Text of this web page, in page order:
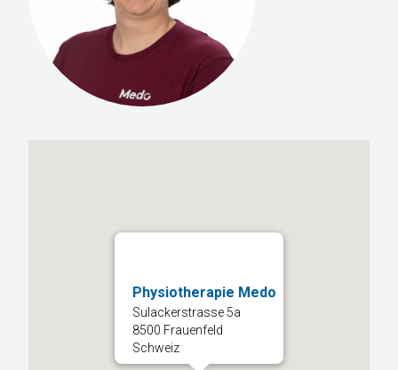
Physiotherapie Medo
Sulackerstrasse 5a
8500 Frauenfeld
Schweiz